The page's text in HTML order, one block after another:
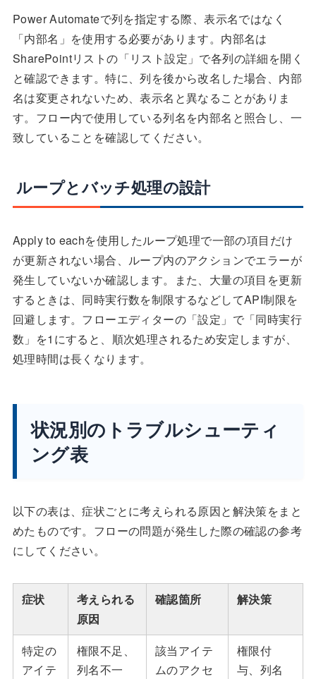
Power Automateで列を指定する際、表示名ではなく
「内部名」を使用する必要があります。内部名は
SharePointリストの「リスト設定」で各列の詳細を開く
と確認できます。特に、列を後から改名した場合、内部
名は変更されないため、表示名と異なることがありま
す。フロー内で使用している列名を内部名と照合し、一
致していることを確認してください。
ループとバッチ処理の設計
Apply to eachを使用したループ処理で一部の項目だけ
が更新されない場合、ループ内のアクションでエラーが
発生していないか確認します。また、大量の項目を更新
するときは、同時実行数を制限するなどしてAPI制限を
回避します。フローエディターの「設定」で「同時実行
数」を1にすると、順次処理されるため安定しますが、
処理時間は長くなります。
状況別のトラブルシューティ
ング表
以下の表は、症状ごとに考えられる原因と解決策をまと
めたものです。フローの問題が発生した際の確認の参考
にしてください。
症状
考えられる
原因
確認箇所 解決策
特定の
アイテ
権限不足、
列名不一
該当アイテ
ムのアクセ
権限付
与、列名